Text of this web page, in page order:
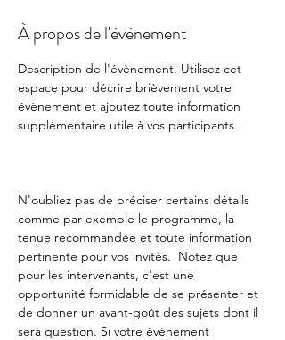
À propos de l'événement
Description de l'évènement. Utilisez cet
espace pour décrire brièvement votre
évènement et ajoutez toute information
supplémentaire utile à vos participants.
N'oubliez pas de préciser certains détails
comme par exemple le programme, la
tenue recommandée et toute information
pertinente pour vos invités.  Notez que
pour les intervenants, c'est une
opportunité formidable de se présenter et
de donner un avant-goût des sujets dont il
sera question. Si votre évènement